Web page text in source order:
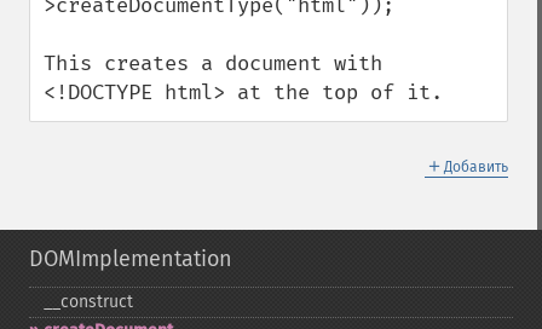
>createDocumentType("html"));
This creates a document with
<!DOCTYPE html> at the top of it.
＋ Добавить
DOMImplementation
_​_​construct